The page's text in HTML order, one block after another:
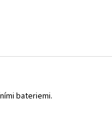
bateriemi.